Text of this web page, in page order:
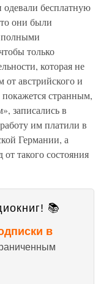
бесплатную
они были
полными
только
которая не
от австрийского и
странным,
записались в
им платили в
Германии, а
такого состояния
📚
в